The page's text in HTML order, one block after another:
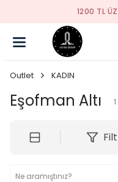
1200 TL
Outlet KADIN
Eşofman Altı 1